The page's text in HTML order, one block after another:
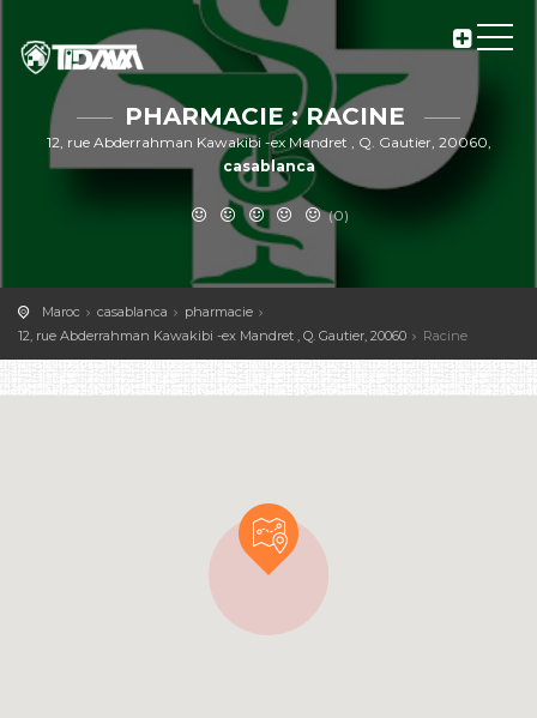
PHARMACIE : RACINE
12, rue Abderrahman Kawakibi -ex Mandret , Q. Gautier, 20060,
casablanca
(0)
Maroc casablanca
pharmacie
12, rue Abderrahman Kawakibi -ex Mandret , Q. Gautier, 20060
Racine